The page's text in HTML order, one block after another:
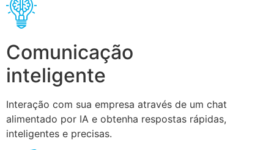
Comunicação
inteligente
Interação com sua empresa através de um chat
alimentado por IA e obtenha respostas rápidas,
inteligentes e precisas.